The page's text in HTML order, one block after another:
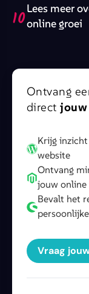
10Lees meer
online groei
Ontvang
direct
Krijg
website
Ontvang
jouw online
Bevalt het
Vraag